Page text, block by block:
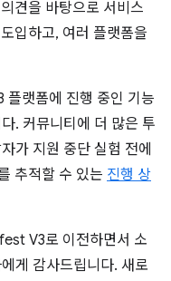
견을 바탕으로 서비스
입하고, 여러 플랫폼을
랫폼에 진행 중인 기능
. 커뮤니티에 더 많은 투
가 지원 중단 실험 전에
추적할 수 있는 진행 상
V3로 이전하면서 소
게 감사드립니다. 새로